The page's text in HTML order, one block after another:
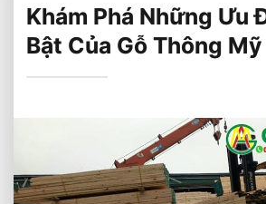
Khám Phá Những Ưu
Bật Của Gỗ Thông Mỹ